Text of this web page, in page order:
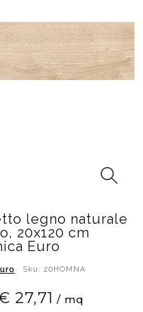
legno naturale
20x120 cm
Euro
Sku: 20HOMNA
27,71 / mq